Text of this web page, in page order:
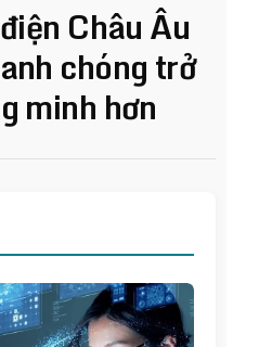
Châu Âu
chóng trở
minh hơn